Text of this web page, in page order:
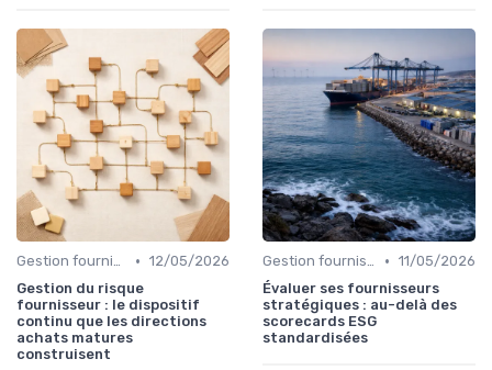
Gestion fournisseurs • 12/05/2026
Gestion du risque
fournisseur : le dispositif
continu que les directions
achats matures
construisent
Gestion fournisseurs • 11/05/2026
Évaluer ses fournisseurs
stratégiques : au-delà des
scorecards ESG
standardisées